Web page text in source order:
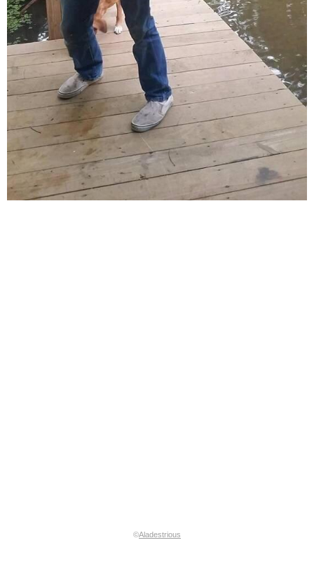
©Aladestrious